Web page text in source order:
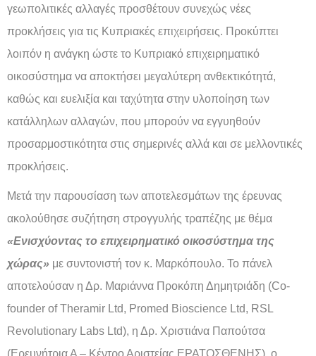
γεωπολιτικές αλλαγές προσθέτουν συνεχώς νέες
προκλήσεις για τις Κυπριακές επιχειρήσεις. Προκύπτει
λοιπόν η ανάγκη ώστε το Κυπριακό επιχειρηματικό
οικοσύστημα να αποκτήσει μεγαλύτερη ανθεκτικότητά,
καθώς και ευελιξία και ταχύτητα στην υλοποίηση των
κατάλληλων αλλαγών, που μπορούν να εγγυηθούν
προσαρμοστικότητα στις σημερινές αλλά και σε μελλοντικές
προκλήσεις.
Μετά την παρουσίαση των αποτελεσμάτων της έρευνας
ακολούθησε συζήτηση στρογγυλής τραπέζης με θέμα
«Ενισχύοντας το επιχειρηματικό οικοσύστημα της
χώρας» με συντονιστή τον κ. Μαρκόπουλο. Το πάνελ
αποτελούσαν η Δρ. Μαριάννα Προκόπη Δημητριάδη (Co-
founder of Theramir Ltd, Promed Bioscience Ltd, RSL
Revolutionary Labs Ltd), η Δρ. Χριστιάνα Παπούτσα
(Ερευνήτρια Α – Κέντρο Αριστείας ΕΡΑΤΟΣΘΕΝΗΣ), ο